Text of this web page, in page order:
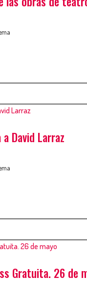
David Larraz
Gratuita. 26 de